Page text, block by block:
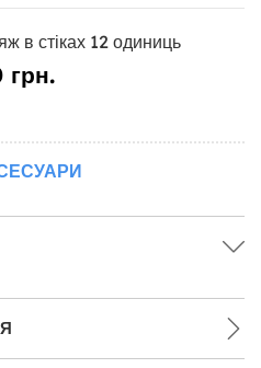
в стіках 12 одиниць
грн.